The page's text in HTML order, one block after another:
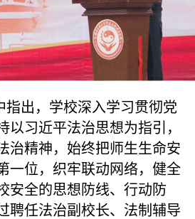
出，学校深入学习贯彻党
以习近平法治思想为指引，
治精神，始终把师生生命安
一位，织牢联动网络，健全
安全的思想防线、行动防
聘任法治副校长、法制辅导